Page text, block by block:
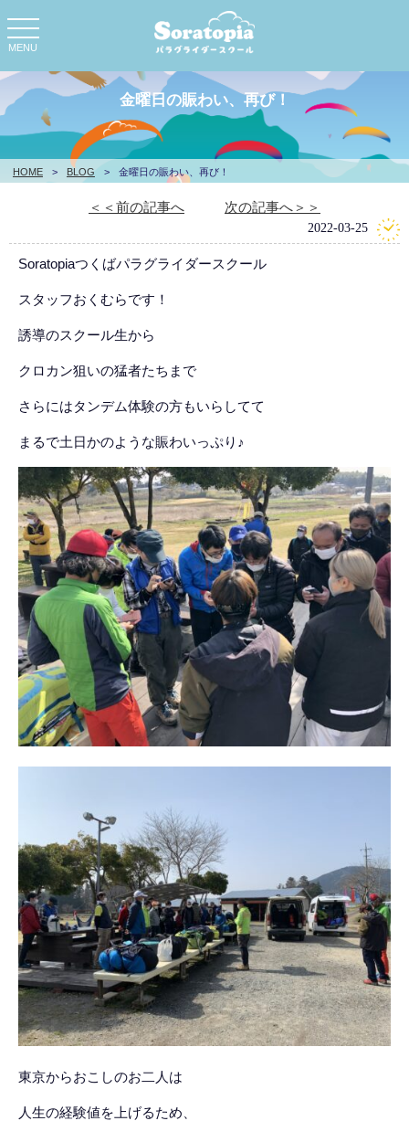
toggle
navigation
MENU
HOME > BLOG > 金曜日の賑わい、再び！
金曜日の賑わい、再び！
＜＜前の記事へ 次の記事へ＞＞
2022-03-25
Soratopiaつくばパラグライダースクール
スタッフおくむらです！
誘導のスクール生から
クロカン狙いの猛者たちまで
さらにはタンデム体験の方もいらしてて
まるで土日かのような賑わいっぷり♪
東京からおこしのお二人は
人生の経験値を上げるため、